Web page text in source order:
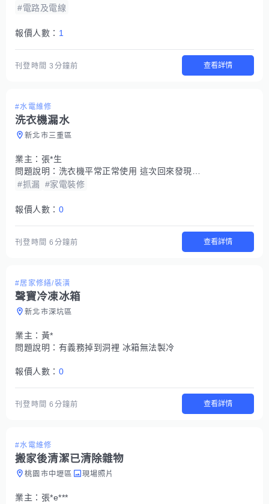
#電路及電線
報價人數： 1
刊登時間3分鐘前 查看詳情
#水電維修
洗衣機漏水
新北市三重區
業主： 張*生
問題說明： 洗衣機平常正常使用 這次回來發現家裡淹水 不知道是不是因為颱風天還是怎麼樣
#抓漏 #家電裝修
報價人數： 0
刊登時間6分鐘前 查看詳情
#居家修繕/裝潢
聲寶冷凍冰箱
新北市深坑區
業主： 黃*
問題說明： 有義務掉到洞裡 冰箱無法製冷
報價人數： 0
刊登時間6分鐘前 查看詳情
#水電維修
搬家後清潔已清除雜物
桃園市中壢區 現場照片
業主： 張*e***